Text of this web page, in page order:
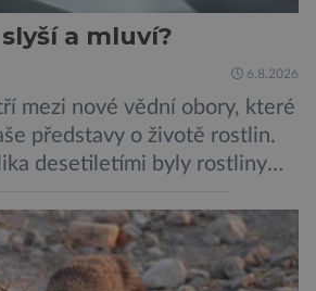
a mluví?
6.8.2026
mezi nové vědní obory, které
představy o životě rostlin.
desetiletími byly rostliny
změny prostředí. Moderní
že skutečnost je mnohem
totiž dokážou své okolí